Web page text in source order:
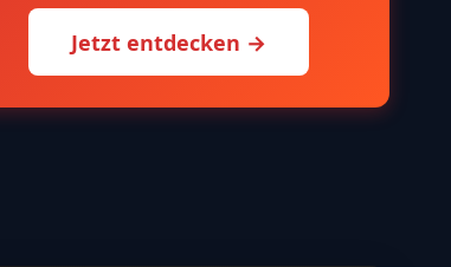
Jetzt entdecken →